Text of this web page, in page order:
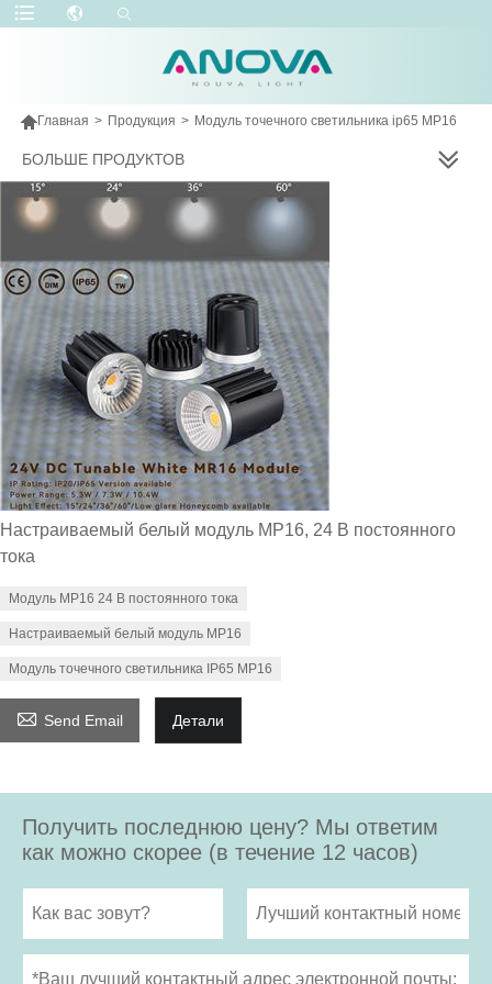
Главная > Продукция > Модуль точечного светильника ip65 МР16
БОЛЬШЕ ПРОДУКТОВ
Настраиваемый белый модуль МР16, 24 В постоянного
тока
Модуль МР16 24 В постоянного тока
Настраиваемый белый модуль МР16
Модуль точечного светильника IP65 МР16
 Send Email Детали
Получить последнюю цену? Мы ответим
как можно скорее (в течение 12 часов)